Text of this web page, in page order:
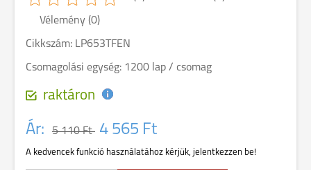
Vélemény (0)
Cikkszám: LP653TFEN
Csomagolási egység: 1200 lap / csomag
raktáron
Ár: 5 110 Ft 4 565 Ft
A kedvencek funkció használatához kérjük, jelentkezzen be!